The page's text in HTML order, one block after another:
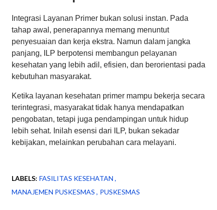
Integrasi Layanan Primer bukan solusi instan. Pada
tahap awal, penerapannya memang menuntut
penyesuaian dan kerja ekstra. Namun dalam jangka
panjang, ILP berpotensi membangun pelayanan
kesehatan yang lebih adil, efisien, dan berorientasi pada
kebutuhan masyarakat.
Ketika layanan kesehatan primer mampu bekerja secara
terintegrasi, masyarakat tidak hanya mendapatkan
pengobatan, tetapi juga pendampingan untuk hidup
lebih sehat. Inilah esensi dari ILP, bukan sekadar
kebijakan, melainkan perubahan cara melayani.
LABELS: FASILITAS KESEHATAN
MANAJEMEN PUSKESMAS
PUSKESMAS